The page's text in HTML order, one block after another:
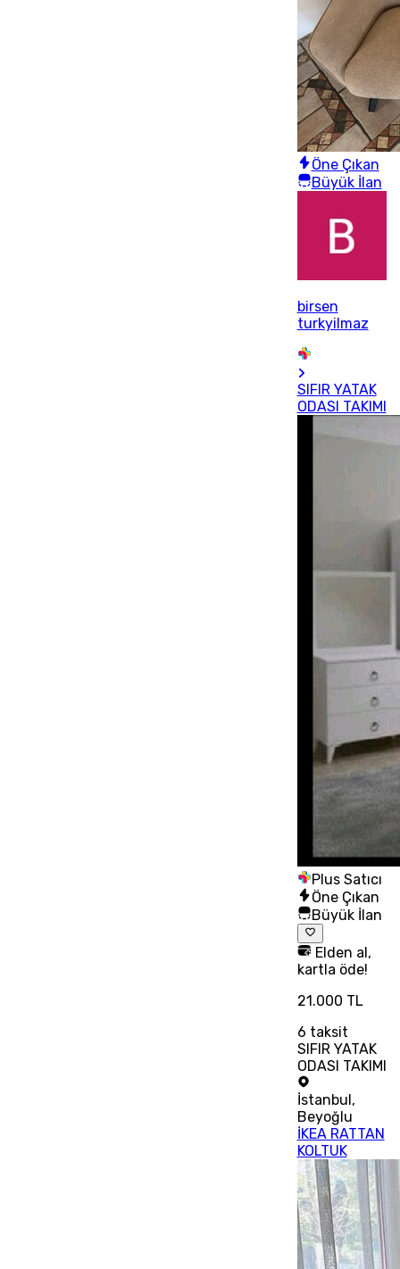
Öne Çıkan
Büyük İlan
birsen
turkyilmaz
SIFIR YATAK
ODASI TAKIMI
Plus Satıcı
Öne Çıkan
Büyük İlan
Elden al,
kartla öde!
21.000 TL
6 taksit
SIFIR YATAK
ODASI TAKIMI
İstanbul ,
Beyoğlu
İKEA RATTAN
KOLTUK